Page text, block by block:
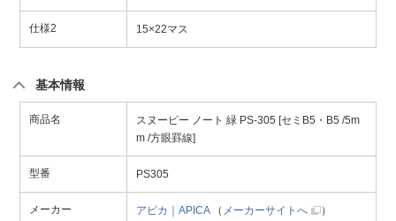
仕様2 15×22マス
基本情報
商品名
スヌーピー ノート 緑 PS-305 [セミB5・B5 /5m
m /方眼罫線]
型番 PS305
メーカー アピカ｜APICA（ メーカーサイトへ ）